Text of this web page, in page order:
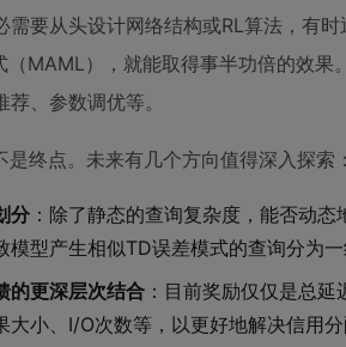
需要从头设计网络结构或RL算法，有
（MAML），就能取得事半功倍的效
、参数调优等。
是终点。未来有几个方向值得深入探索
分 ：除了静态的查询复杂度，能否动
模型产生相似TD误差模式的查询分为
的更深层次结合 ：目前奖励仅仅是总
大小、I/O次数等，以更好地解决信用